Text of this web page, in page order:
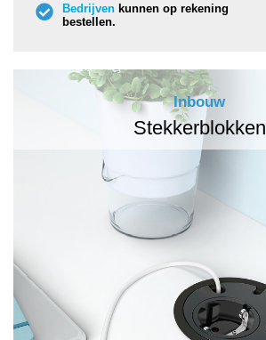
Bedrijven kunnen op rekening
bestellen.
Inbouw
Stekkerblokken